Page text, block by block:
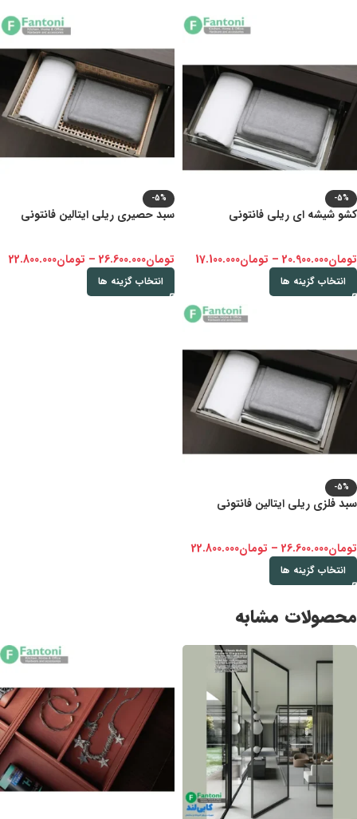
-5%
کشو شیشه ای ریلی فانتونی
تومان20.900.000
– تومان17.100.000
انتخاب گزینه ها
-5%
سبد حصیری ریلی ایتالین فانتونی
تومان26.600.000
– تومان22.800.000
انتخاب گزینه ها
-5%
سبد فلزی ریلی ایتالین فانتونی
تومان26.600.000
– تومان22.800.000
انتخاب گزینه ها
محصولات مشابه